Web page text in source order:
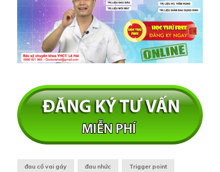
đau cổ vai gáy đau nhức Trigger point